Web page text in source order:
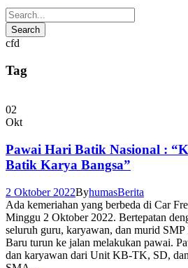
cfd
Tag
02
Okt
Pawai Hari Batik Nasional :
Batik Karya Bangsa”
2 Oktober 2022ByhumasBerita
Ada kemeriahan yang berbeda di Car
Minggu 2 Oktober 2022. Bertepatan
seluruh guru, karyawan, dan murid
Baru turun ke jalan melakukan pawai.
dan karyawan dari Unit KB-TK, SD,